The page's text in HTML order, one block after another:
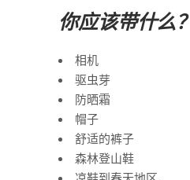
你应该带什么？
相机
驱虫芽
防晒霜
帽子
舒适的裤子
森林登山鞋